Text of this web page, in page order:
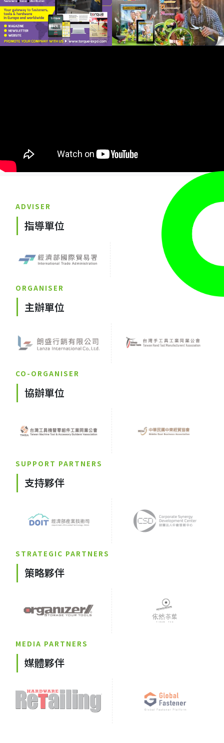
ADVISER
指導單位
ORGANISER
主辦單位
CO-ORGANISER
協辦單位
SUPPORT PARTNERS
支持夥伴
STRATEGIC PARTNERS
策略夥伴
MEDIA PARTNERS
媒體夥伴